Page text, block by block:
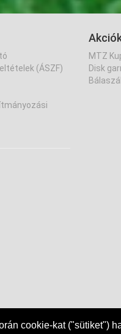
cookie-kat ("sütiket")
(ÁSZF)
MTZ
Disk